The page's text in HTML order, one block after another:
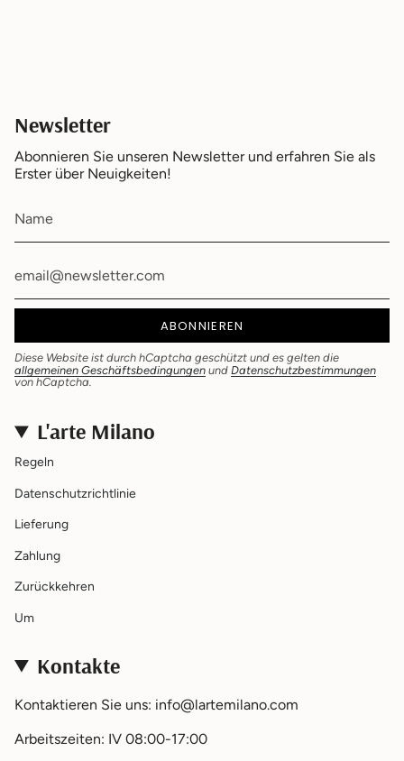
Newsletter
Abonnieren Sie unseren Newsletter und erfahren Sie als
Erster über Neuigkeiten!
ABONNIEREN
Diese Website ist durch hCaptcha geschützt und es gelten die
allgemeinen Geschäftsbedingungen und Datenschutzbestimmungen
von hCaptcha.
L'arte Milano
Regeln
Datenschutzrichtlinie
Lieferung
Zahlung
Zurückkehren
Um
Kontakte
Kontaktieren Sie uns: info@lartemilano.com
Arbeitszeiten: IV 08:00-17:00